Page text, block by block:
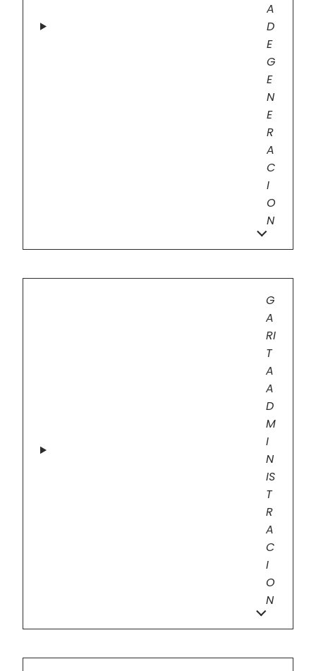
A
D
E
G
E
N
E
R
A
C
I
O
N
G
A
RI
T
A
A
D
M
I
N
IS
T
R
A
C
I
O
N